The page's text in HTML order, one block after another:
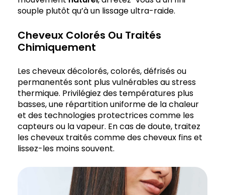
souple plutôt qu’à un lissage ultra-raide.
Cheveux Colorés Ou Traités
Chimiquement
Les cheveux décolorés, colorés, défrisés ou
permanentés sont plus vulnérables au stress
thermique. Privilégiez des températures plus
basses, une répartition uniforme de la chaleur
et des technologies protectrices comme les
capteurs ou la vapeur. En cas de doute, traitez
les cheveux traités comme des cheveux fins et
lissez-les moins souvent.